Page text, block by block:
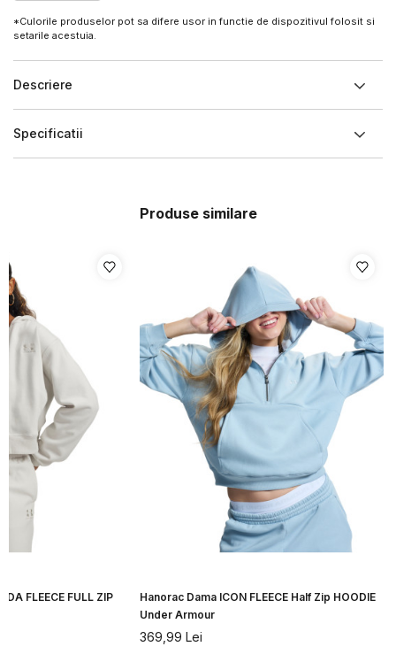
*Culorile produselor pot sa difere usor in functie de dispozitivul folosit si
setarile acestuia.
Descriere
Specificatii
Produse similare
FLEECE FULL ZIP
Hanorac Dama ICON FLEECE Half Zip HOODIE
Under Armour
369,99 Lei